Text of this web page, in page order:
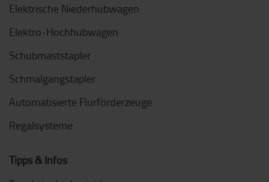
Elektrische Niederhubwagen
Elektro-Hochhubwagen
Schubmaststapler
Schmalgangstapler
Automatisierte Flurförderzeuge
Regalsysteme
Tipps & Infos